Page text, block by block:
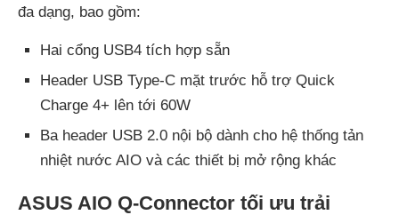
đa dạng, bao gồm:
Hai cổng USB4 tích hợp sẵn
Header USB Type-C mặt trước hỗ trợ Quick
Charge 4+ lên tới 60W
Ba header USB 2.0 nội bộ dành cho hệ thống tản
nhiệt nước AIO và các thiết bị mở rộng khác
ASUS AIO Q-Connector tối ưu trải